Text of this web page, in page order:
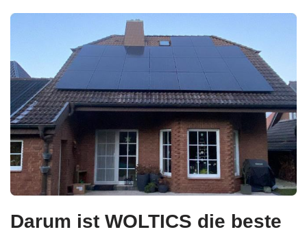
Darum ist WOLTICS die beste